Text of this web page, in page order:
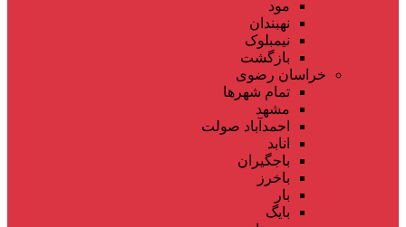
مود
نهبندان
نیمبلوک
بازگشت
خراسان رضوی
تمام شهر‌ها
مشهد
احمدآباد صولت
انابد
باجگیران
باخرز
بار
بایگ